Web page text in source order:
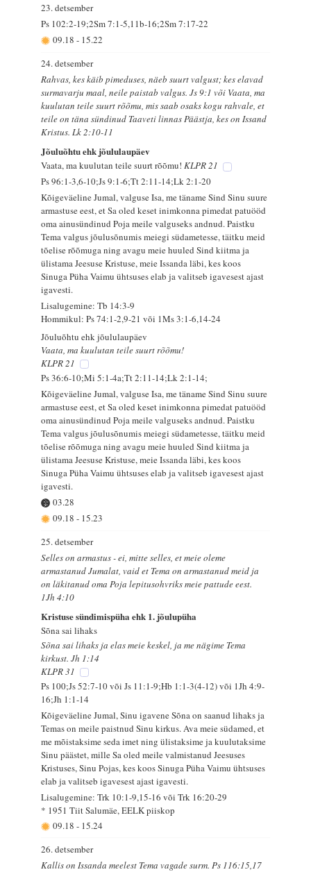
23. detsember
Ps 102:2-19;2Sm 7:1-5,11b-16;2Sm 7:17-22
09.18- 15.22
24. detsember
Rahvas, kes käib pimeduses, näeb suurt valgust; kes elavad
surmavarju maal, neile paistab valgus. Js 9:1 või Vaata, ma
kuulutan teile suurt rõõmu, mis saab osaks kogu rahvale, et
teile on täna sündinud Taaveti linnas Päästja, kes on Issand
Kristus. Lk 2:10-11
Jõuluõhtu ehk jõululaupäev
Vaata, ma kuulutan teile suurt rõõmu! KLPR 21
Ps 96:1-3,6-10;Js 9:1-6;Tt 2:11-14;Lk 2:1-20
Kõigeväeline Jumal, valguse Isa, me täname Sind Sinu suure
armastuse eest, et Sa oled keset inimkonna pimedat patuööd
oma ainusündinud Poja meile valguseks andnud. Paistku
Tema valgus jõulusõnumis meiegi südametesse, täitku meid
tõelise rõõmuga ning avagu meie huuled Sind kiitma ja
ülistama Jeesuse Kristuse, meie Issanda läbi, kes koos
Sinuga Püha Vaimu ühtsuses elab ja valitseb igavesest ajast
igavesti.
Lisalugemine: Tb 14:3-9
Hommikul: Ps 74:1-2,9-21 või 1Ms 3:1-6,14-24
Jõuluõhtu ehk jõululaupäev
Vaata, ma kuulutan teile suurt rõõmu!
KLPR 21
Ps 36:6-10;Mi 5:1-4a;Tt 2:11-14;Lk 2:1-14;
Kõigeväeline Jumal, valguse Isa, me täname Sind Sinu suure
armastuse eest, et Sa oled keset inimkonna pimedat patuööd
oma ainusündinud Poja meile valguseks andnud. Paistku
Tema valgus jõulusõnumis meiegi südametesse, täitku meid
tõelise rõõmuga ning avagu meie huuled Sind kiitma ja
ülistama Jeesuse Kristuse, meie Issanda läbi, kes koos
Sinuga Püha Vaimu ühtsuses elab ja valitseb igavesest ajast
igavesti.
03.28
09.18- 15.23
25. detsember
Selles on armastus - ei, mitte selles, et meie oleme
armastanud Jumalat, vaid et Tema on armastanud meid ja
on läkitanud oma Poja lepitusohvriks meie pattude eest.
1Jh 4:10
Kristuse sündimispüha ehk 1. jõulupüha
Sõna sai lihaks
Sõna sai lihaks ja elas meie keskel, ja me nägime Tema
kirkust. Jh 1:14
KLPR 31
Ps 100;Js 52:7-10 või Js 11:1-9;Hb 1:1-3(4-12) või 1Jh 4:9-
16;Jh 1:1-14
Kõigeväeline Jumal, Sinu igavene Sõna on saanud lihaks ja
Temas on meile paistnud Sinu kirkus. Ava meie südamed, et
me mõistaksime seda imet ning ülistaksime ja kuulutaksime
Sinu päästet, mille Sa oled meile valmistanud Jeesuses
Kristuses, Sinu Pojas, kes koos Sinuga Püha Vaimu ühtsuses
elab ja valitseb igavesest ajast igavesti.
Lisalugemine: Trk 10:1-9,15-16 või Trk 16:20-29
* 1951 Tiit Salumäe, EELK piiskop
09.18- 15.24
26. detsember
Kallis on Issanda meelest Tema vagade surm. Ps 116:15,17